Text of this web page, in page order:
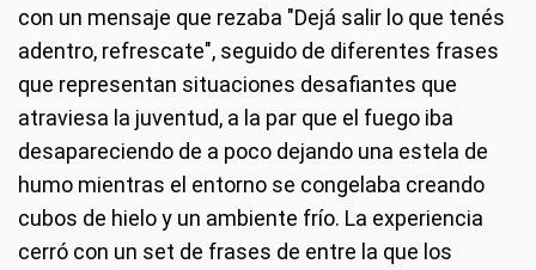
con un mensaje que rezaba "Dejá salir lo que tenés
adentro, refrescate", seguido de diferentes frases
que representan situaciones desafiantes que
atraviesa la juventud, a la par que el fuego iba
desapareciendo de a poco dejando una estela de
humo mientras el entorno se congelaba creando
cubos de hielo y un ambiente frío. La experiencia
cerró con un set de frases de entre la que los